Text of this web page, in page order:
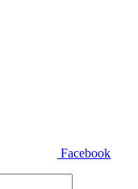
Facebook